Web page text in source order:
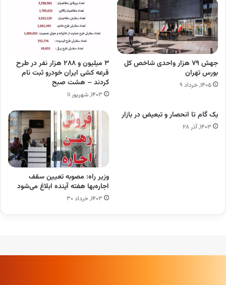
جهش ۷۹ هزار واحدی شاخص کل
بورس تهران
۱۴۰۵, خرداد ۹
۳ میلیون و ۲۸۸ هزار نفر در طرح
قرعه کشی ایران خودرو ثبت نام
کردند – هشت صبح
۱۴۰۳, شهریور ۱۱
یک گام تا انحصار و تبعیض در بازار
۱۴۰۳, آذر ۲۸
وزیر راه: مصوبه تعیین سقف
اجاره‌بها هفته آینده ابلاغ می‌شود
۱۴۰۳, خرداد ۳۰